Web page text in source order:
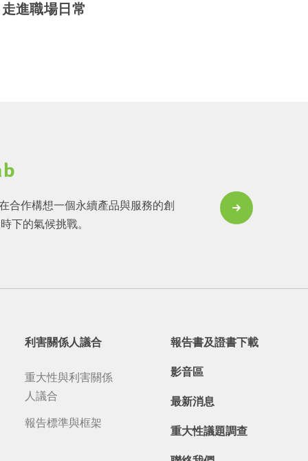
走進職場日常
合作構想一個永續產品與服務的創
下的氣候挑戰。
利害關係人議合
重大性與利害關係
人議合
報告標準與框架
報告書及證書下載
影音區
最新消息
重大性議題調查